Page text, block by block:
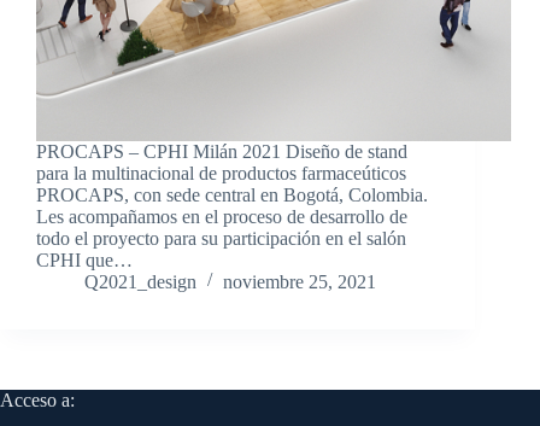
PROCAPS – CPHI Milán 2021 Diseño de stand
para la multinacional de productos farmaceúticos
PROCAPS, con sede central en Bogotá, Colombia.
Les acompañamos en el proceso de desarrollo de
todo el proyecto para su participación en el salón
CPHI que…
Q2021_design
noviembre 25, 2021
Acceso a: